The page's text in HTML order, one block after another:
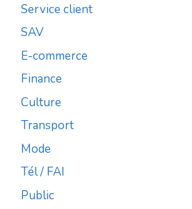
Service client
SAV
E-commerce
Finance
Culture
Transport
Mode
Tél / FAI
Public